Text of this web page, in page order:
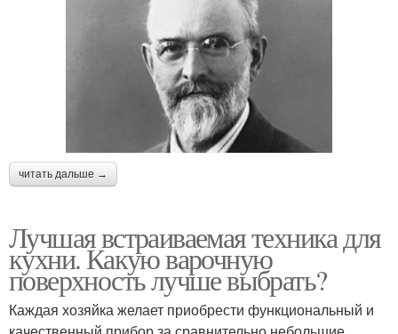
читать дальше →
Лучшая встраиваемая техника для
кухни. Какую варочную
поверхность лучше выбрать?
Каждая хозяйка желает приобрести функциональный и